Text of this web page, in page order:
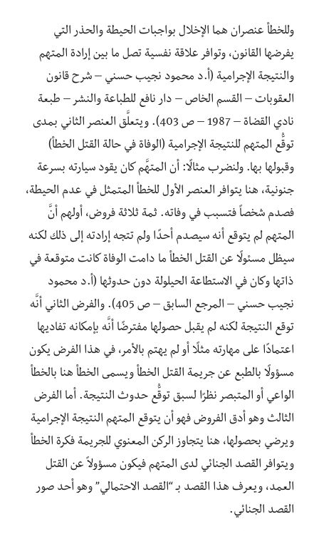
وللخطأ عنصران هما الإخلال بواجبات الحيطة والحذر التي
يفرضها القانون، وتوافر علاقة نفسية تصل ما بين إرادة المتهم
والنتيجة الإجرامية (أ.د محمود نجيب حسني – شرح قانون
العقوبات – القسم الخاص – دار نافع للطباعة والنشر – طبعة
نادي القضاة – 1987 – ص 403). ويتعلَّق العنصر الثاني بمدى
توقُّع المتهم للنتيجة الإجرامية (الوفاة في حالة القتل الخطأ)
وقبولها بها. ولنضرب مثالًا: أن المتهَّم كان يقود سيارته بسرعة
جنونية، هنا يتوافر العنصر الأول للخطأ المتمثل في عدم الحيطة،
فصدم شخصاً فتسبب في وفاته. ثمة ثلاثة فروض، أولهم أنَّ
المتهم لم يتوقع أنه سيصدم أحدًا ولم تتجه إرادته إلى ذلك لكنه
سيظل مسئولًا عن القتل الخطأ ما دامت الوفاة كانت متوقعة في
ذاتها وكان في الاستطاعة الحيلولة دون حدوثها (أ.د محمود
نجيب حسني – المرجع السابق – ص 405). والفرض الثاني أنَّه
توقع النتيجة لكنه لم يقبل حصولها مفترضًا أنَّه بإمكانه تفاديها
اعتمادًا على مهارته مثلًا أو لم يهتم بالأمر، في هذا الفرض يكون
مسؤولًا بالطبع عن جريمة القتل الخطأ ويسمى الخطأ هنا بالخطأ
الواعي أو المتبصر نظرًا لسبق توقُّع حدوث النتيجة. أما الفرض
الثالث وهو أدق الفروض فهو أن يتوقع المتهم النتيجة الإجرامية
ويرضي بحصولها، هنا يتجاوز الركن المعنوي للجريمة فكرة الخطأ
ويتوافر القصد الجنائي لدى المتهم فيكون مسؤولاً عن القتل
العمد، ويعرف هذا القصد بـ “القصد الاحتمالي” وهو أحد صور
القصد الجنائي.